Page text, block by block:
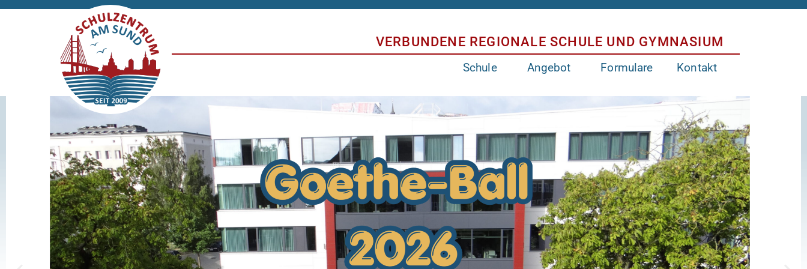
VERBUNDENE REGIONALE SCHULE UND GYMNASIUM
Schule Angebot Formulare Kontakt